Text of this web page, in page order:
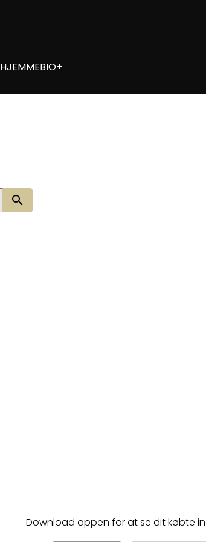
HJEMMEBIO+
Søg nu
Download appen for at se dit købte